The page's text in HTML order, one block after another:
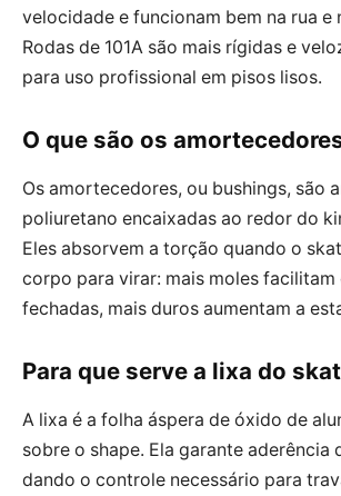
velocidade e funcionam bem na rua e
Rodas de 101A são mais rígidas e
para uso profissional em pisos lisos.
O que são os
Os amortecedores, ou bushings, são
poliuretano encaixadas ao redor do
Eles absorvem a torção quando o
corpo para virar: mais moles facilitam
fechadas, mais duros aumentam a
Para que serve a lixa do
A lixa é a folha áspera de óxido de
sobre o shape. Ela garante aderência
dando o controle necessário para